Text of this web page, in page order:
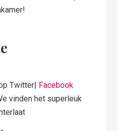
Twitter| Facebook
vinden het superleuk